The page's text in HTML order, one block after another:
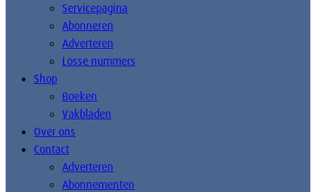
Servicepagina
Abonneren
Adverteren
Losse nummers
Shop
Boeken
Vakbladen
Over ons
Contact
Adverteren
Abonnementen